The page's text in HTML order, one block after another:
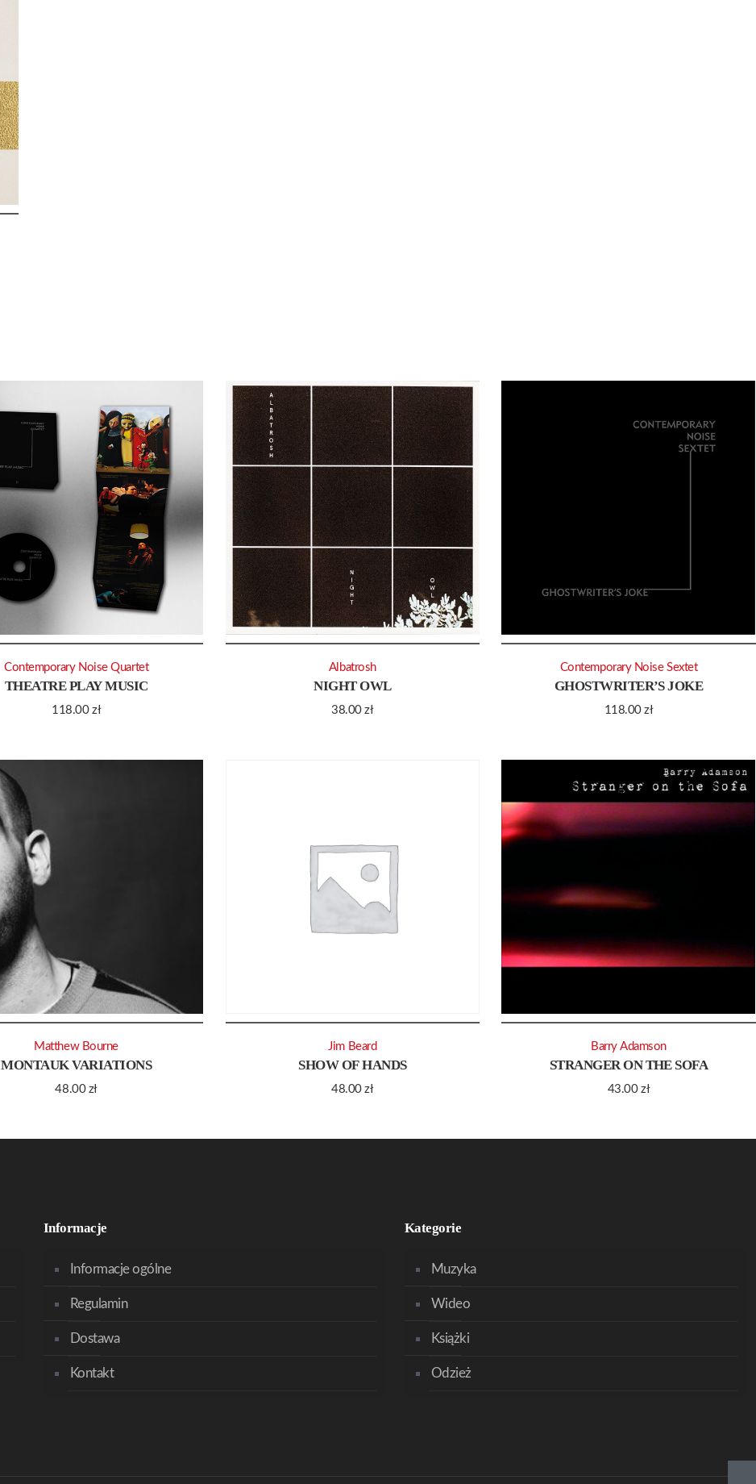
THEATRE PLAY MUSIC
118.00 zł
Contemporary Noise Quartet
NIGHT OWL
38.00zł
Albatrosh
GHOSTWRITER’S JOKE
118.00zł
Contemporary Noise Sextet
MONTAUK VARIATIONS
48.00 zł
Matthew Bourne
SHOW OF HANDS
48.00zł
Jim Beard
STRANGER ON THE SOFA
43.00zł
Barry Adamson
Informacje
Informacje ogólne
Regulamin
Dostawa
Kontakt
Kategorie
Muzyka
Wideo
Książki
Odzież